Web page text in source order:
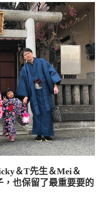
＆T先生＆Mei＆
，也保留了最重要要的